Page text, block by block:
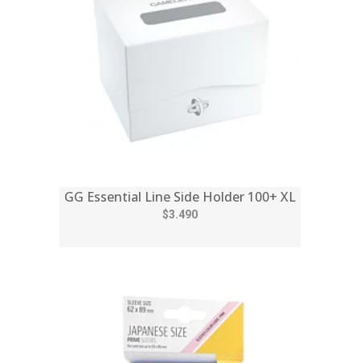
GG Essential Line Side Holder 100+ XL
$3.490